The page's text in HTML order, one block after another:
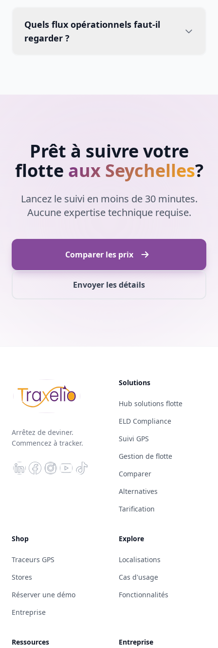
Quels flux opérationnels faut-il
regarder ?
Prêt à suivre votre
flotte aux Seychelles?
Lancez le suivi en moins de 30 minutes.
Aucune expertise technique requise.
Comparer les prix
Envoyer les détails
Arrêtez de deviner.
Commencez à tracker.
Solutions
Hub solutions flotte
ELD Compliance
Suivi GPS
Gestion de flotte
Comparer
Alternatives
Tarification
Shop
Traceurs GPS
Stores
Réserver une démo
Entreprise
Explore
Localisations
Cas d'usage
Fonctionnalités
Ressources Entreprise